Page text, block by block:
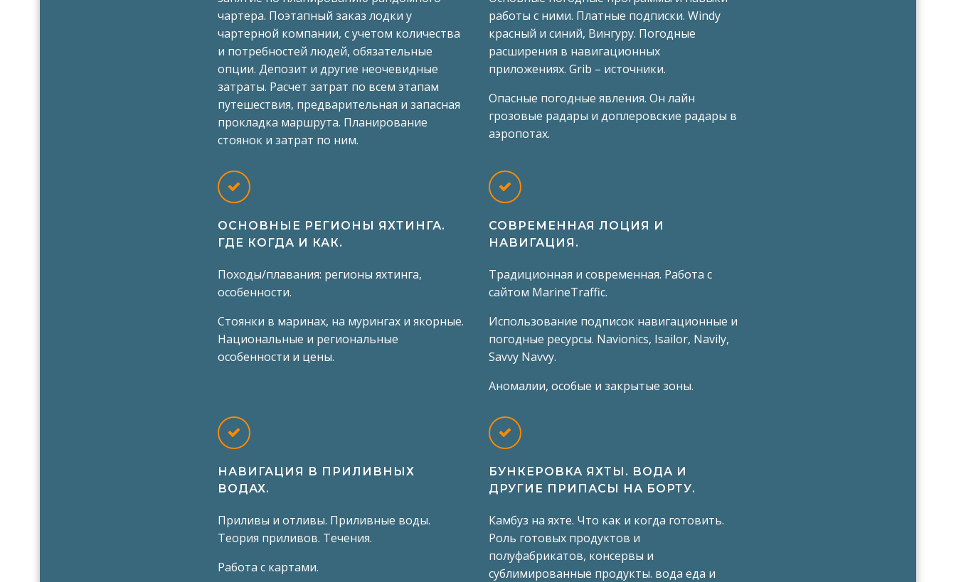
чартера. Поэтапный заказ лодки у
чартерной компании, с учетом количества
и потребностей людей, обязательные
опции. Депозит и другие неочевидные
затраты. Расчет затрат по всем этапам
путешествия, предварительная и запасная
прокладка маршрута. Планирование
стоянок и затрат по ним.
работы с ними. Платные подписки. Windy
красный и синий, Вингуру. Погодные
расширения в навигационных
приложениях. Grib – источники.
Опасные погодные явления. Он лайн
грозовые радары и доплеровские радары в
аэропотах.
ОСНОВНЫЕ РЕГИОНЫ ЯХТИНГА.
ГДЕ КОГДА И КАК.
Походы/плавания: регионы яхтинга,
особенности.
Стоянки в маринах, на мурингах и якорные.
Национальные и региональные
особенности и цены.
СОВРЕМЕННАЯ ЛОЦИЯ И
НАВИГАЦИЯ.
Традиционная и современная. Работа с
сайтом MarineTraffic.
Использование подписок навигационные и
погодные ресурсы. Navionics, Isailor, Navily,
Savvy Navvy.
Аномалии, особые и закрытые зоны.
НАВИГАЦИЯ В ПРИЛИВНЫХ
ВОДАХ.
Приливы и отливы. Приливные воды.
Теория приливов. Течения.
Работа с картами.
БУНКЕРОВКА ЯХТЫ. ВОДА И
ДРУГИЕ ПРИПАСЫ НА БОРТУ.
Камбуз на яхте. Что как и когда готовить.
Роль готовых продуктов и
полуфабрикатов, консервы и
сублимированные продукты. вода еда и